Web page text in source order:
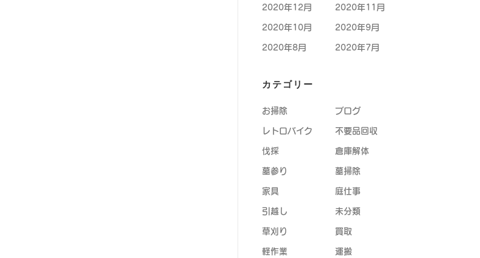
2020年12月 2020年11月
2020年10月 2020年9月
2020年8月 2020年7月
カテゴリー
お掃除 ブログ
レトロバイク 不要品回収
伐採 倉庫解体
墓参り 墓掃除
家具 庭仕事
引越し 未分類
草刈り 買取
軽作業 運搬